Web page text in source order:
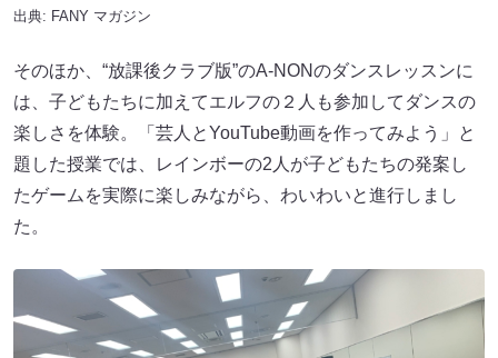
出典: FANY マガジン
そのほか、“放課後クラブ版”のA-NONのダンスレッスンに
は、子どもたちに加えてエルフの２人も参加してダンスの
楽しさを体験。「芸人とYouTube動画を作ってみよう」と
題した授業では、レインボーの2人が子どもたちの発案し
たゲームを実際に楽しみながら、わいわいと進行しまし
た。